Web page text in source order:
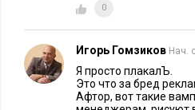
0
Игорь Гомзиков Нач.
Я просто плакалЪ.
Это что за бред
Афтор, вот такие